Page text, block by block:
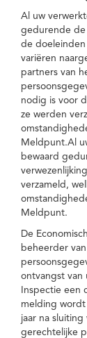
Al uw
gedurende de
de doeleinden
variëren
partners van
nodig is voor
ze werden
Meldpunt.Al
bewaard
verzameld,
Meldpunt.
De
beheerder
ontvangst van
Inspectie een
melding
jaar na
gerechtelijke